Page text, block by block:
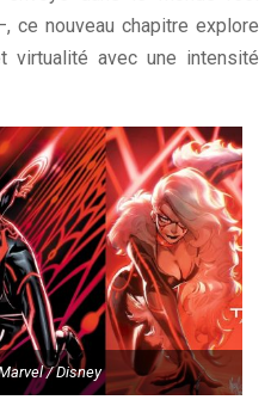
ce nouveau chapitre explore
virtualité avec une intensité
/ Disney